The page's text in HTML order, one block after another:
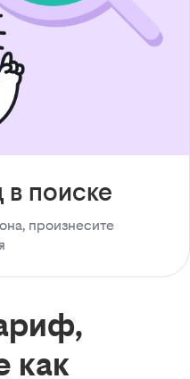
в поиске
произнесите
как